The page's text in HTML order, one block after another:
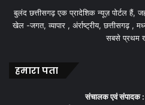
बुलंद छत्तीसगढ़ एक प्रादेशिक न्यूज़ पोर्टल हैं,
खेल -जगत, व्यापार , अंर्राष्ट्रीय, छत्तीसगढ़ ,
सबसे प्रथम
हमारा पता
संचालक एवं संपादक